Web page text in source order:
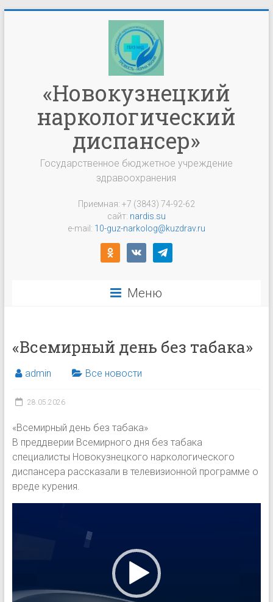
«Новокузнецкий
наркологический
диспансер»
Государственное бюджетное учреждение
здравоохранения
Приемная: +7 (3843) 74-92-62
сайт: nardis.su
e-mail: 10-guz-narkolog@kuzdrav.ru
odnoklassniki
vkontaktetelegram
Меню
«Всемирный день без табака»
admin Все новости
28.05.2026
«Всемирный день без табака»
В преддверии Всемирного дня без табака
специалисты Новокузнецкого наркологического
диспансера рассказали в телевизионной программе о
вреде курения.